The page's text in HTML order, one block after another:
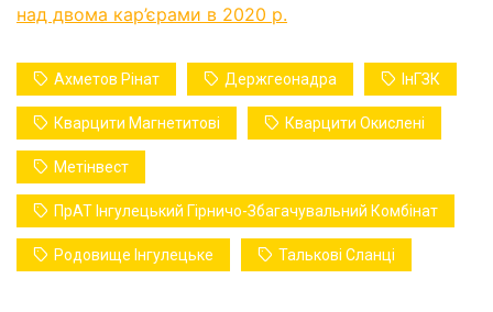
над двома кар’єрами в 2020 р.
Ахметов Рінат Держгеонадра ІнГЗК
Кварцити Магнетитові Кварцити Окислені
Метінвест
ПрАТ Інгулецький Гірничо-Збагачувальний Комбінат
Родовище Інгулецьке Талькові Сланці